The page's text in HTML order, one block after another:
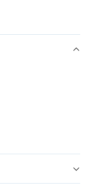
für ihre